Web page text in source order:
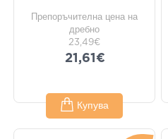
Препоръчителна цена на
дребно
23,49€
21,61€
Купува